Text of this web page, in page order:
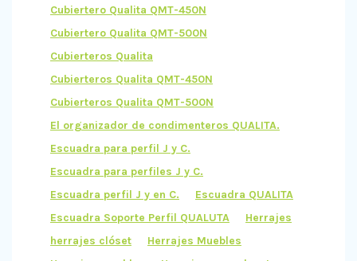
Cubiertero Qualita QMT-450N
Cubiertero Qualita QMT-500N
Cubierteros Qualita
Cubierteros Qualita QMT-450N
Cubierteros Qualita QMT-500N
El organizador de condimenteros QUALITA.
Escuadra para perfil J y C.
Escuadra para perfiles J y C.
Escuadra perfil J y en C.
Escuadra QUALITA
Escuadra Soporte Perfil QUALUTA
Herrajes
herrajes clóset
Herrajes Muebles